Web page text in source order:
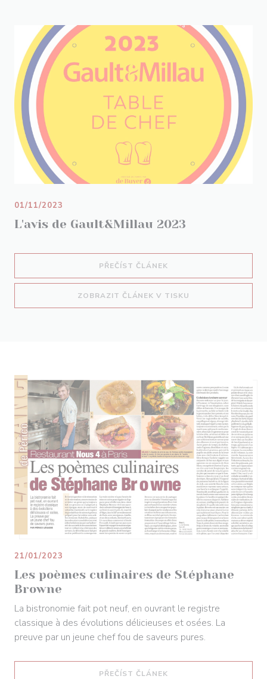
L'avis de Gault&Millau 2023
01/11/2023
PŘEČÍST ČLÁNEK((OTEVŘE SE V NOVÉM
ZOBRAZIT ČLÁNEK V TISKU
Les poèmes culinaires de Stéphane
Browne
21/01/2023
La bistronomie fait pot neuf, en ouvrant le registre
classique à des évolutions délicieuses et osées. La
preuve par un jeune chef fou de saveurs pures.
PŘEČÍST ČLÁNEK((OTEVŘE SE V NOVÉM